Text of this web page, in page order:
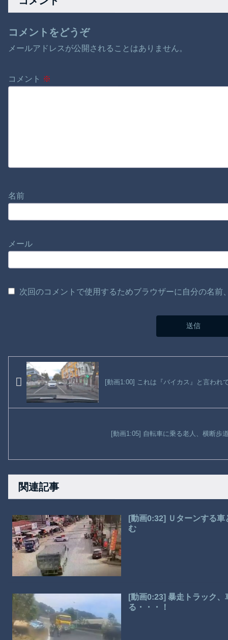
コメントをどうぞ
メールアドレスが公開されることはありません。
コメント ※
名前
メール
次回のコメントで使用するためブラウザーに自分の名
[動画1:00] これは『バイカス』と言われ
[動画1:05] 自転車に乗る老人、横断歩
関連記事
[動画0:32] Ｕターンする
む
[動画0:23] 暴走トラック
る・・・！